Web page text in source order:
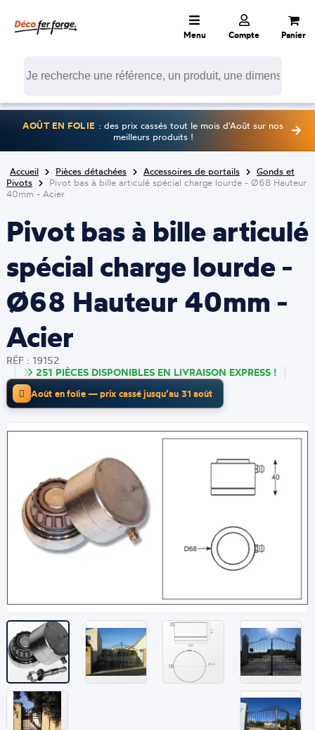
Menu Compte Panier
AOÛT EN FOLIE : des prix cassés tout le mois d'Août sur nos
meilleurs produits !
Accueil Pièces détachées Accessoires de portails
Gonds et
Pivots
Pivot bas à bille articulé spécial charge lourde - Ø68 Hauteur
40mm - Acier
Pivot bas à bille articulé
spécial charge lourde -
Ø68 Hauteur 40mm -
Acier
RÉF : 19152
251 PIÈCES DISPONIBLES EN LIVRAISON EXPRESS !
Août en folie — prix cassé jusqu’au 31 août